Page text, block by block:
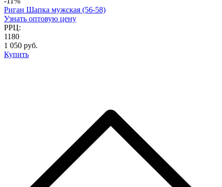
Риган Шапка мужская (56-58)
Узнать оптовую цену
РРЦ:
1180
1 050 руб.
Купить